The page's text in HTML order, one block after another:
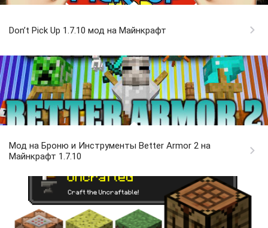
Don’t Pick Up 1.7.10 мод на Майнкрафт
Мод на Броню и Инструменты Better Armor 2 на
Майнкрафт 1.7.10